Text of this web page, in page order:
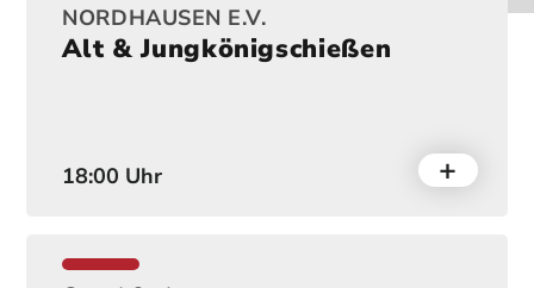
NORDHAUSEN E.V.
Alt & Jungkönigschießen
18:00 Uhr